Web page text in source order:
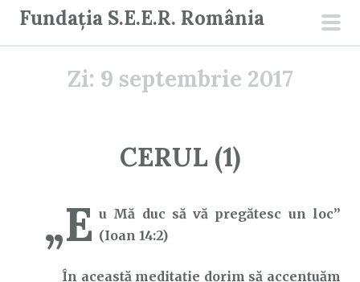
Fundația S.E.E.R. România
Zi: 9 septembrie 2017
CERUL (1)
„E u Mă duc să vă pregătesc un loc”
(Ioan 14:2)
În această meditație dorim să accentuăm